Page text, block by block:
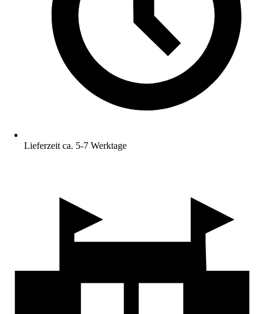
Lieferzeit ca. 5-7 Werktage